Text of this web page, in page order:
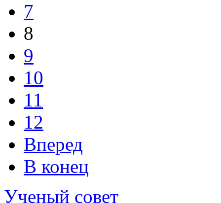
7
8
9
10
11
12
Вперед
В конец
Ученый совет